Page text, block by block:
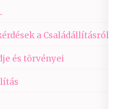
a Családállításról
és törvényei